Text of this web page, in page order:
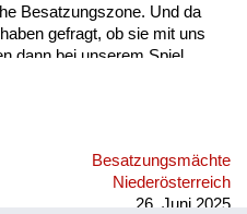
Besatzungszone. Und da
gefragt, ob sie mit uns
dann bei unserem Spiel
selbst habe das nie erlebt.
Besatzungsmächte
Niederösterreich
26. Juni 2025